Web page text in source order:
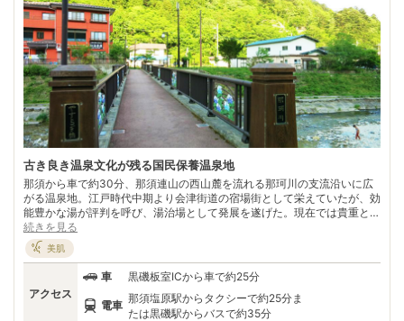
古き良き温泉文化が残る国民保養温泉地
那須から車で約30分、那須連山の西山麓を流れる那珂川の支流沿いに広
がる温泉地。江戸時代中期より会津街道の宿場街として栄えていたが、効
能豊かな湯が評判を呼び、湯治場として発展を遂げた。現在では貴重とな
った、観光地化することなく素朴な情緒を守り続ける温泉地のひとつであ
る。 湯治場としての名残を留め、どこか昔懐かしい雰囲気漂う温泉街
は、手ぬぐい片手に浴衣姿でそぞろ歩くのがよく似合う。周辺には、沼原
湿原、乙女の滝など雄大な自然景観を愉しめる観光スポットも点在。 療
養泉に適した泉質と自然豊かな環境が評価され、昭和46年に「国民保養
温泉地」として指定され、さらに平成5年には「ふれあい・やすらぎ温泉
地」に選定されました。
続きを見る
美肌
アクセス
車 黒磯板室ICから車で約25分
電車
那須塩原駅からタクシーで約25分ま
たは黒磯駅からバスで約35分